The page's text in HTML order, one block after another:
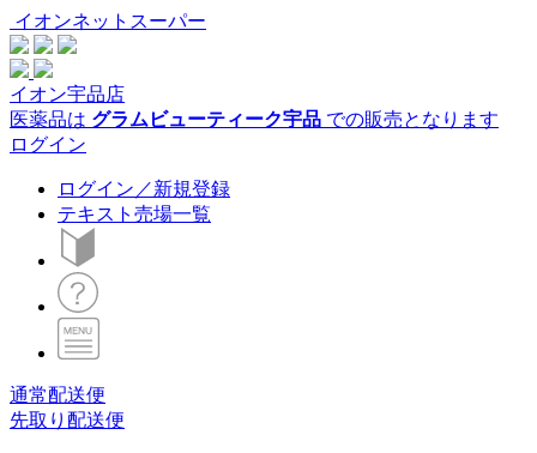
イオンネットスーパー
イオン宇品店
医薬品は グラムビューティーク宇品 での販売となります
ログイン
ログイン／新規登録
テキスト売場一覧
通常配送便
先取り配送便